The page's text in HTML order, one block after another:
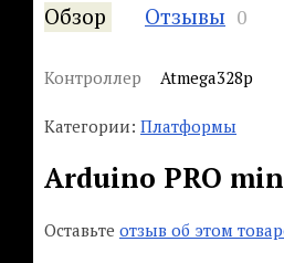
Обзор Отзывы 0
Контроллер Atmega328p
Категории: Платформы
Arduino PRO
Оставьте отзыв об этом